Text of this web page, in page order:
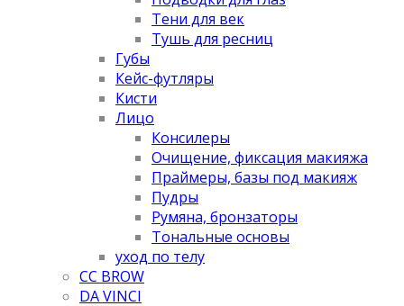
Тени для век
Тушь для ресниц
Губы
Кейс-футляры
Кисти
Лицо
Консилеры
Очищение, фиксация макияжа
Праймеры, базы под макияж
Пудры
Румяна, бронзаторы
Тональные основы
уход по телу
CC BROW
DA VINCI